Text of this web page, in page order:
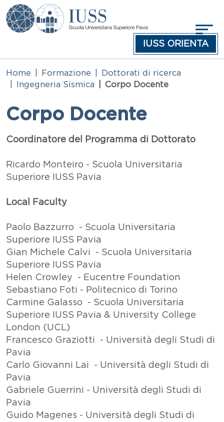
Salta al contenuto principale
IUSS ORIENTA
Home Formazione
Dottorati di ricerca
Ingegneria Sismica
Corpo Docente
Corpo Docente
Testo
Coordinatore del Programma di Dottorato
Ricardo Monteiro - Scuola Universitaria
Superiore IUSS Pavia
Local Faculty
Paolo Bazzurro - Scuola Universitaria
Superiore IUSS Pavia
Gian Michele Calvi - Scuola Universitaria
Superiore IUSS Pavia
Helen Crowley - Eucentre Foundation
Sebastiano Foti - Politecnico di Torino
Carmine Galasso - Scuola Universitaria
Superiore IUSS Pavia & University College
London (UCL)
Francesco Graziotti - Università degli Studi di
Pavia
Carlo Giovanni Lai - Università degli Studi di
Pavia
Gabriele Guerrini - Università degli Studi di
Pavia
Guido Magenes - Università degli Studi di